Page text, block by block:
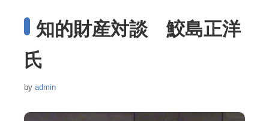
知的財産対談 鮫島正洋
氏
by admin